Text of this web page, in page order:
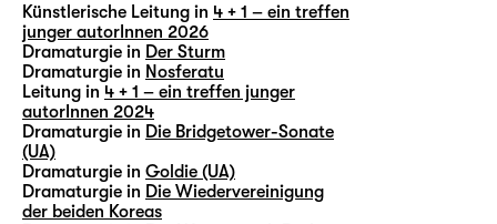
Künstlerische Leitung in 4 + 1 – ein treffen
junger autorInnen 2026
Dramaturgie in Der Sturm
Dramaturgie in Nosferatu
Leitung in 4 + 1 – ein treffen junger
autorInnen 2024
Dramaturgie in Die Bridgetower-Sonate
(UA)
Dramaturgie in Goldie (UA)
Dramaturgie in Die Wiedervereinigung
der beiden Koreas